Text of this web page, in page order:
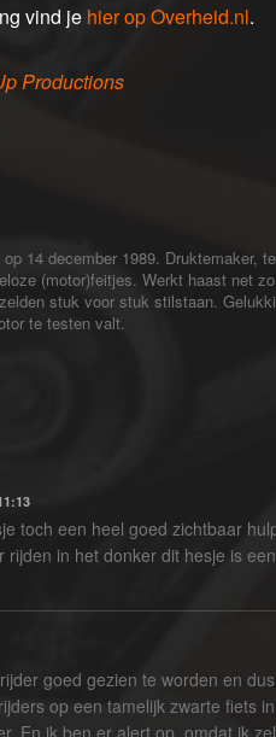
vind je hier op Overheid.nl.
Productions
14 december 1989. Druktemaker,
(motor)feitjes. Werkt haast net
stuk voor stuk stilstaan.
te testen valt.
toch een heel goed zichtbaar
rijden in het donker dit hesje is
goed gezien te worden en
op een tamelijk zwarte fiets
En ik ben er alert op, omdat ik